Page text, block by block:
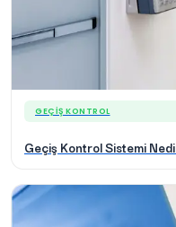
GEÇIŞ KONTROL
Geçiş Kontrol Sistemi